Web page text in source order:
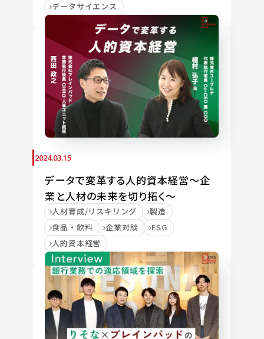
データサイエンス
2024.03.15
データで変革する人的資本経営～企
業と人材の未来を切り拓く～
人材育成/リスキリング
製造
食品・飲料
企業対談
ESG
人的資本経営